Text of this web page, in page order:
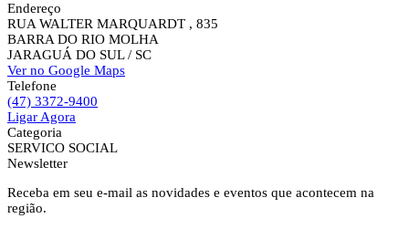
Endereço
RUA WALTER MARQUARDT , 835
BARRA DO RIO MOLHA
JARAGUÁ DO SUL/ SC
Ver no Google Maps
Telefone
(47) 3372-9400
Ligar Agora
Categoria
SERVICO SOCIAL
Newsletter
Receba em seu e-mail as novidades e eventos que acontecem na
região.